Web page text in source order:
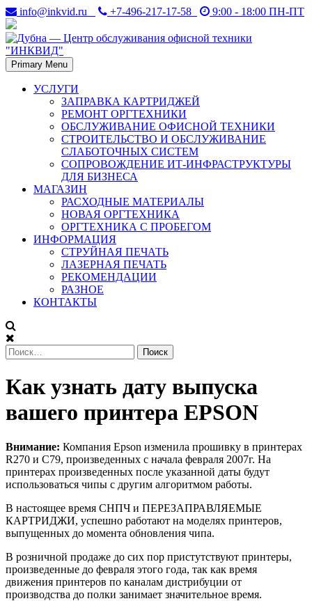
Skip
to
content
info@inkvid.ru +7-496-217-17-58 9:00 - 18:00 ПН-ПТ
Дубна — Центр
обслуживания офисной
техники "ИНКВИД"
Дубна. Восстановление и заправка лазерных картриджей в
Дубне. Ремонт оргтехники — принтеров, копиров (ксероксов),
факсов, плоттеров.
Primary Menu
УСЛУГИ
ЗАПРАВКА КАРТРИДЖЕЙ
РЕМОНТ ОРГТЕХНИКИ
ОБСЛУЖИВАНИЕ ОФИСНОЙ ТЕХНИКИ
СТРОИТЕЛЬСТВО И ОБСЛУЖИВАНИЕ
СЛАБОТОЧНЫХ СИСТЕМ
СОПРОВОЖДЕНИЕ ИТ-ИНФРАСТРУКТУРЫ
ДЛЯ БИЗНЕСА
МАГАЗИН
РАСХОДНЫЕ МАТЕРИАЛЫ
НОВАЯ ОРГТЕХНИКА
ОРГТЕХНИКА С ПРОБЕГОМ
ИНФОРМАЦИЯ
СТРУЙНАЯ ПЕЧАТЬ
ЛАЗЕРНАЯ ПЕЧАТЬ
РЕКОМЕНДАЦИИ
РАЗНОЕ
КОНТАКТЫ
Найти:
Как
узнать
дату
выпуска
вашего
принтера
EPSON
Как узнать дату выпуска
вашего принтера EPSON
Внимание: Компания Epson изменила прошивку в принтерах
R270 и С79, произведенных с начала февраля 2007г. На
принтерах произведенных после указанной даты будут
использоваться чипы с другим алгоритмом работы.
В настоящее время СНПЧ и ПЕРЕЗАПРАВЛЯЕМЫЕ
КАРТРИДЖИ, успешно работают на моделях принтеров,
выпущенных до момента обновления чипа.
В розничной продаже до сих пор пристутствуют принтеры,
произведенные до февраля этого года, так как время
движения принтеров по каналам дистрибуции от
производства до полки занимает значительное время.